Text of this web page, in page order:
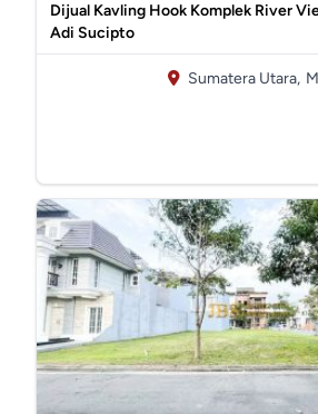
Dijual Kavling Hook Komplek River
Adi Sucipto
Sumatera Utara,